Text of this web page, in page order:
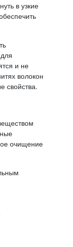
в узкие
и не
волокон
свойства.
очищение